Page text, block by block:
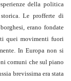
della politica
Le profferte di
erano fondate
quei movimenti fuori
In Europa non si
comuni che sul piano
brevissima era stata